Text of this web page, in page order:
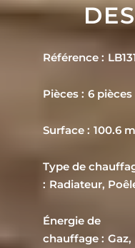
Référence
Pièces 6 pièces
Surface 100.6
Type de
Radiateur,
Énergie de
chauffage
Gaz,